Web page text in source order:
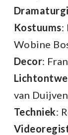
Kostuums:
Wobine
Decor:
van
Techniek: